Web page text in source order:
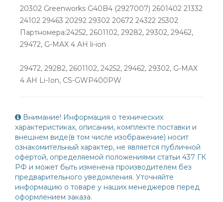
20302 Greenworks G40B4 (2927007) 2601402 21332
24102 29463 20292 29302 20672 24322 25302
Партномера:24252, 2601102, 29282, 29302, 29462,
29472, G-MAX 4 AH li-ion
29472, 29282, 2601102, 24252, 29462, 29302, G-MAX
4 AH Li-Ion, CS-GWP400PW
Внимание! Информация о технических
характеристиках, описании, комплекте поставки и
внешнем виде(в том числе изображение) носит
ознакомительный характер, не является публичной
офертой, определяемой положениями статьи 437 ГК
РФ и может быть изменена производителем без
предварительного уведомления. Уточняйте
информацию о товаре у наших менеджеров перед
оформлением заказа.